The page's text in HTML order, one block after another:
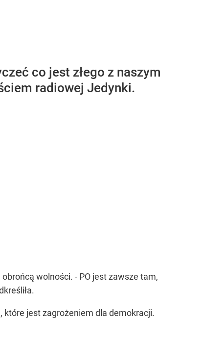
co jest złego z naszym
radiowej Jedynki.
wolności. - PO jest zawsze tam,
które jest zagrożeniem dla demokracji.